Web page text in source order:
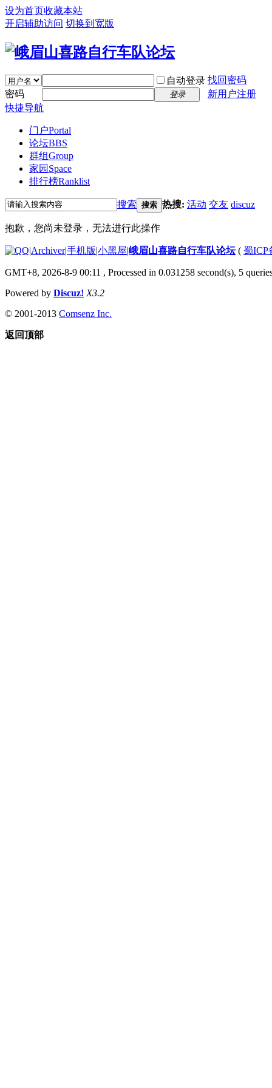
设为首页收藏本站
开启辅助访问 切换到宽版
自动登录 找回密码
密码
登录
新用户注册
快捷导航
门户Portal
论坛BBS
群组Group
家园 Space
排行榜Ranklist
搜索 搜索 热搜: 活动 交友 discuz
抱歉，您尚未登录，无法进行此操作
|Archiver|手机版|小黑屋|峨眉山喜路自行车队论坛( 蜀ICP
GMT+8, 2026-8-9 00:11 , Processed in 0.031258 second(s), 5
Powered by Discuz! X3.2
© 2001-2013 Comsenz Inc.
返回顶部